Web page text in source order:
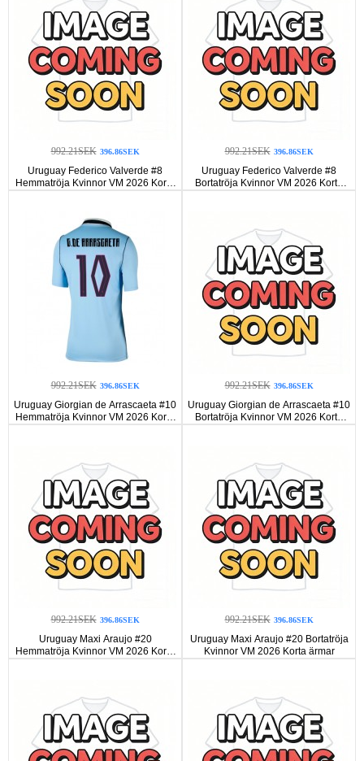
992.21SEK 396.86SEK
Uruguay Federico Valverde #8
Hemmatröja Kvinnor VM 2026 Korta
ärmar
992.21SEK 396.86SEK
Uruguay Federico Valverde #8
Bortatröja Kvinnor VM 2026 Korta
ärmar
992.21SEK 396.86SEK
Uruguay Giorgian de Arrascaeta #10
Hemmatröja Kvinnor VM 2026 Korta
ärmar
992.21SEK 396.86SEK
Uruguay Giorgian de Arrascaeta #10
Bortatröja Kvinnor VM 2026 Korta
ärmar
992.21SEK 396.86SEK
Uruguay Maxi Araujo #20
Hemmatröja Kvinnor VM 2026 Korta
ärmar
992.21SEK 396.86SEK
Uruguay Maxi Araujo #20 Bortatröja
Kvinnor VM 2026 Korta ärmar